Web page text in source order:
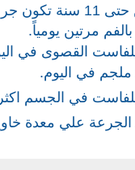
فوق سن السنتين حتى 11
القصوى في
في الجسم اكثر من 12
علي معدة